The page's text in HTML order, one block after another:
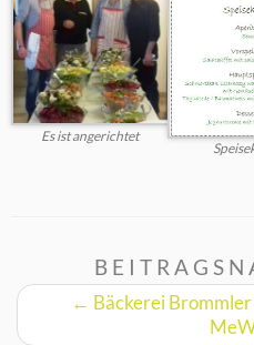
Es ist angerichtet
← Bäckerei